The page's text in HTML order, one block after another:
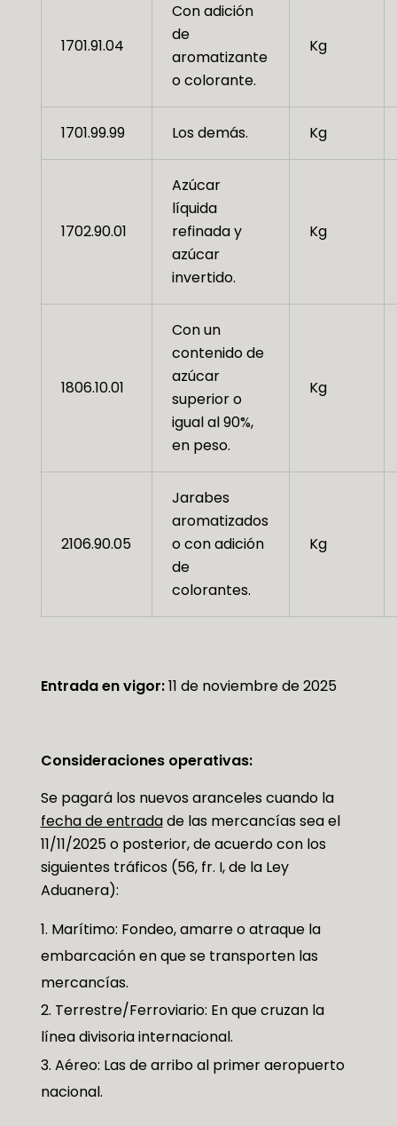
1701.91.04
Con adición
de
aromatizante
o colorante.
Kg
1701.99.99 Los demás. Kg
1702.90.01
Azúcar
líquida
refinada y
azúcar
invertido.
Kg
1806.10.01
Con un
contenido de
azúcar
superior o
igual al 90%,
en peso.
Kg
2106.90.05
Jarabes
aromatizados
o con adición
de
colorantes.
Kg
Entrada en vigor:11 de noviembre de 2025
Consideraciones operativas:
Se pagará los nuevos aranceles cuando la
fecha de entradade las mercancías sea el
11/11/2025 o posterior, de acuerdo con los
siguientes tráficos (56, fr. I, de la Ley
Aduanera):
Marítimo: Fondeo, amarre o atraque la
embarcación en que se transporten las
mercancías.
Terrestre/Ferroviario: En que cruzan la
línea divisoria internacional.
Aéreo: Las de arribo al primer aeropuerto
nacional.